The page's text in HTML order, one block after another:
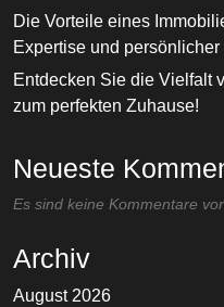
Die Vorteile eines
Expertise und persönlicher
Entdecken Sie die Vielfalt
zum perfekten Zuhause!
Neueste
Es sind keine Kommentare
Archiv
August 2026